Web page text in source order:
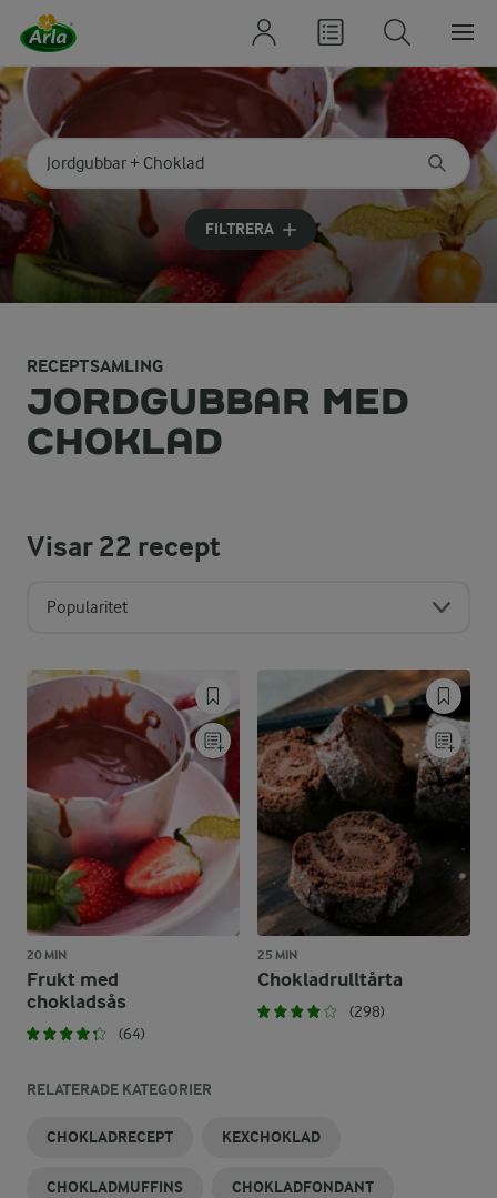
Sök på kategori eller ingrediens
Skriv in sökord för att få förslag
FILTRERA
RECEPTSAMLING
JORDGUBBAR MED
CHOKLAD
Visar22 recept
Popularitet
20 MIN
Frukt med
chokladsås
(64)
25 MIN
Chokladrulltårta
(298)
RELATERADE KATEGORIER
CHOKLADRECEPT KEXCHOKLAD
CHOKLADMUFFINS CHOKLADFONDANT